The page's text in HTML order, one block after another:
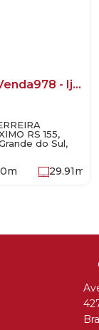
Lote/Terreno à Venda978 - Ijuí
RS 155,
do Sul,
m 29.91m